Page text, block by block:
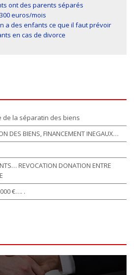
ont des parents séparés
euros/mois
a des enfants ce que il faut prévoir
en cas de divorce
de la séparatin des biens
DES BIENS, FINANCEMENT INEGAUX…
REVOCATION DONATION ENTRE
€…. .